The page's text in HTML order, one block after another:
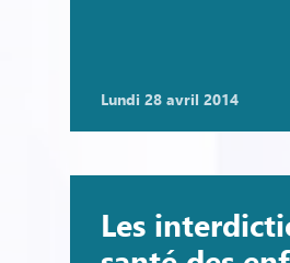
lundi 28 avril 2014
Les